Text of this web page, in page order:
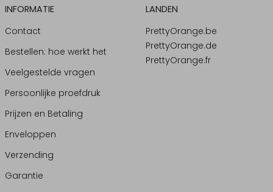
INFORMATIE
Contact
Bestellen: hoe werkt het
Veelgestelde vragen
Persoonlijke proefdruk
Prijzen en Betaling
Enveloppen
Verzending
Garantie
LANDEN
PrettyOrange.be
PrettyOrange.de
PrettyOrange.fr